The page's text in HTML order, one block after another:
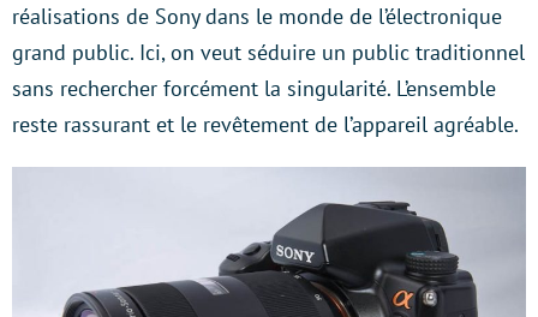
réalisations de Sony dans le monde de l’électronique
grand public. Ici, on veut séduire un public traditionnel
sans rechercher forcément la singularité. L’ensemble
reste rassurant et le revêtement de l’appareil agréable.